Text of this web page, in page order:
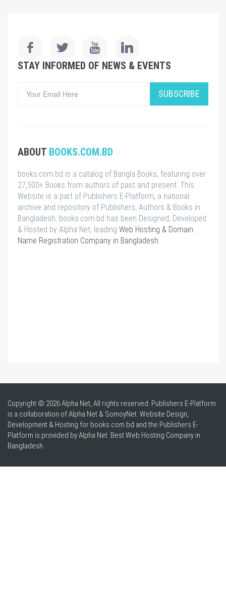
STAY INFORMED OF NEWS & EVENTS
SUBSCRIBE
ABOUT BOOKS.COM.BD
books.com.bd is a catalog of Bangla Books, featuring over
27,500+ Books from authors of past and present. This
Website is a part of Publishers E-Platform, a national
archive and repository of Publishers, Authors & Books in
Bangladesh. books.com.bd has been Designed, Developed
& Hosted by Alpha Net, leading Web Hosting & Domain
Name Registration Company in Bangladesh
Copyright © 2026 Alpha Net, All rights reserved. Publishers E-Platform
is a collaboration of Alpha Net & SomoyNet. Website Design,
Development & Hosting for books.com.bd and the Publishers E-
Platform is provided by Alpha Net. BestWeb Hosting Company in
Bangladesh.